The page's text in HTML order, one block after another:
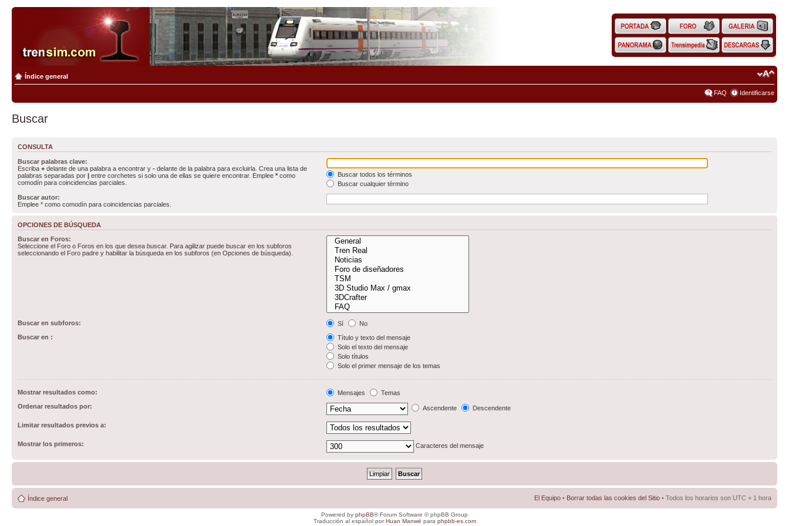
Índice general
FAQ Identificarse
Buscar
CONSULTA
Buscar palabras clave:
Escriba + delante de una palabra a encontrar y - delante de la palabra para excluirla. Crea una lista de
palabras separadas por | entre corchetes si solo una de ellas se quiere encontrar. Emplee * como
comodín para coincidencias parciales.
Buscar todos los términos
Buscar cualquier término
Buscar autor:
Emplee * como comodín para coincidencias parciales.
OPCIONES DE BÚSQUEDA
Buscar en Foros:
Seleccione el Foro o Foros en los que desea buscar. Para agilizar puede buscar en los subforos
seleccionando el Foro padre y habilitar la búsqueda en los subforos (en Opciones de búsqueda).
Buscar en subforos: Sí
No
Buscar en :
Título y texto del mensaje
Solo el texto del mensaje
Solo títulos
Solo el primer mensaje de los temas
Mostrar resultados como: Mensajes
Temas
Ordenar resultados por:
Ascendente Descendente
Limitar resultados previos a:
Mostrar los primeros: Caracteres del mensaje
Índice general El Equipo • Borrar todas las cookies del Sitio • Todos los horarios son UTC + 1 hora
Powered by phpBB® Forum Software © phpBB Group
Traducción al español porHuan Manwë para phpbb-es.com